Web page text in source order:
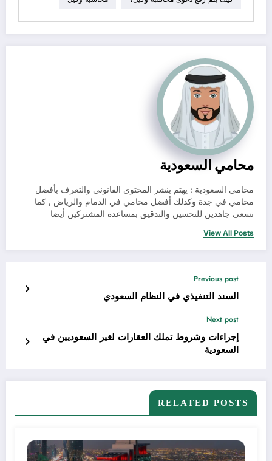
محامي السعودية
محامي السعودية : يهتم بنشر المحتوى القانوني والتعرف بأفضل
محامي في جدة وكذلك أفضل محامي في الدمام والرياض , كما
نسعى جاهدين للتحسين والتدقيق بمساعدة المشتركين أيضا
View All Posts
Previous post
السند التنفيذي في النظام السعودي
Next post
إجراءات وشروط تملك العقارات لغير السعوديين في
السعودية
RELATED POSTS